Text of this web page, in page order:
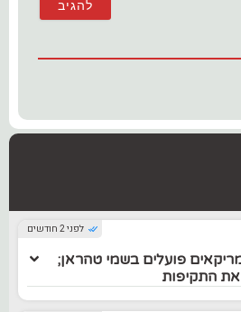
לפני 2 חודשים
פועלים בשמי טהראן;
התקיפות